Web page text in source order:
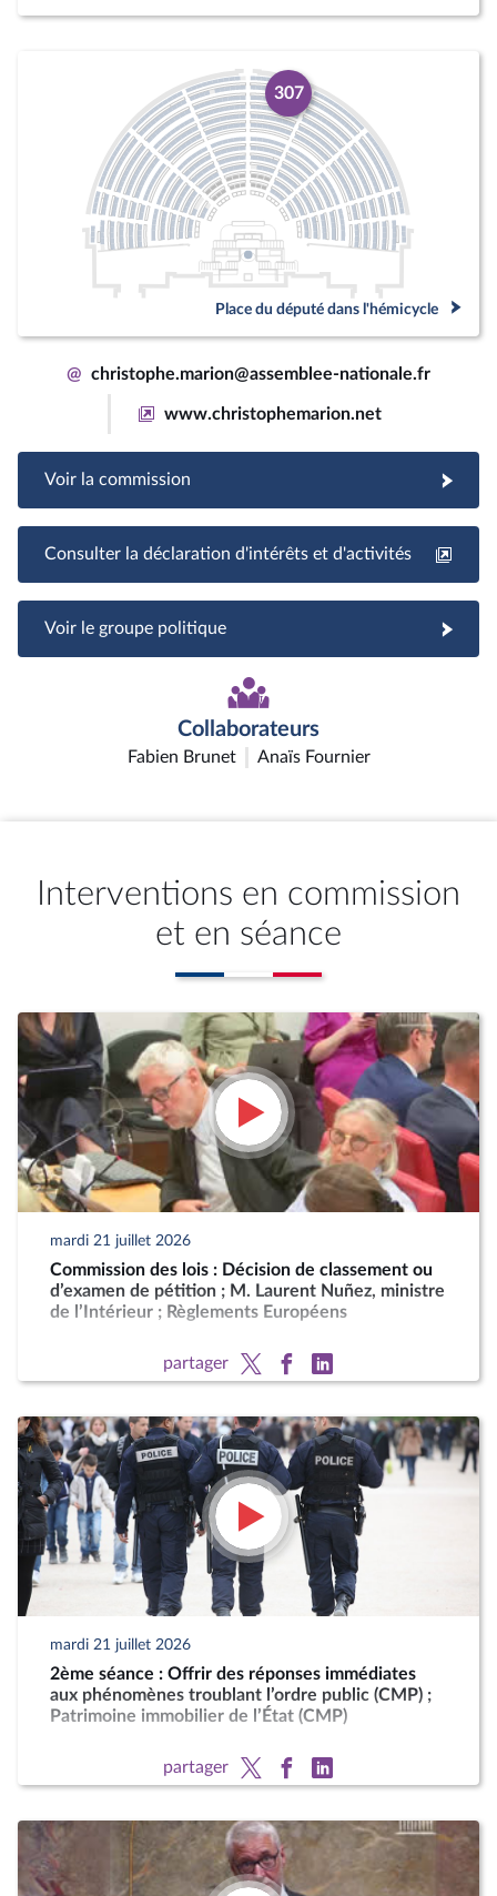
307
Place du député dans l'hémicycle
@ christophe.marion@assemblee-nationale.fr
www.christophemarion.net
Voir la commission
Consulter la déclaration d'intérêts et d'activités
Voir le groupe politique
Collaborateurs
Fabien Brunet Anaïs Fournier
Interventions en commission
et en séance
mardi 21 juillet 2026
Commission des lois : Décision de classement ou
d’examen de pétition ; M. Laurent Nuñez, ministre
de l’Intérieur ; Règlements Européens
partager
mardi 21 juillet 2026
2ème séance : Offrir des réponses immédiates
aux phénomènes troublant l’ordre public (CMP) ;
Patrimoine immobilier de l’État (CMP)
partager